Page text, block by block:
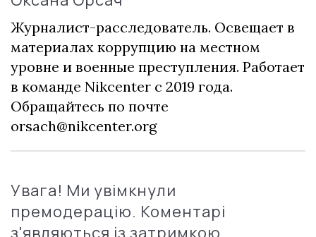
Журналист-расследователь. Освещает в
материалах коррупцию на местном
уровне и военные преступления. Работает
в команде Nikcenter с 2019 года.
Обращайтесь по почте
orsach@nikcenter.org
Увага! Ми увімкнули
премодерацію. Коментарі